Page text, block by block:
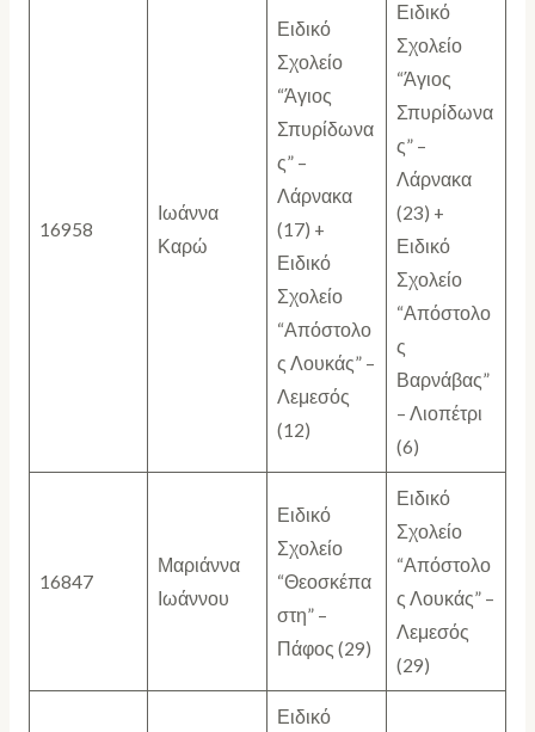
16958
Ιωάννα
Καρώ
Ειδικό
Σχολείο
“Άγιος
Σπυρίδωνα
ς” –
Λάρνακα
(17) +
Ειδικό
Σχολείο
“Απόστολο
ς Λουκάς” –
Λεμεσός
(12)
Ειδικό
Σχολείο
“Άγιος
Σπυρίδωνα
ς” –
Λάρνακα
(23) +
Ειδικό
Σχολείο
“Απόστολο
ς
Βαρνάβας”
– Λιοπέτρι
(6)
16847
Μαριάννα
Ιωάννου
Ειδικό
Σχολείο
“Θεοσκέπα
στη” –
Πάφος (29)
Ειδικό
Σχολείο
“Απόστολο
ς Λουκάς” –
Λεμεσός
(29)
Ειδικό